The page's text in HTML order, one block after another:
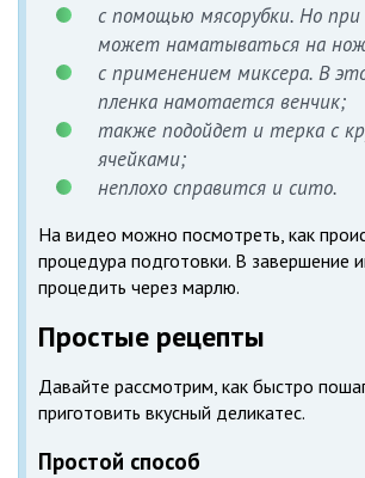
с помощью мясорубки. Но
может наматываться на
с применением миксера. В
пленка намотается венчик;
также подойдет и терка с
ячейками;
неплохо справится и сито.
На видео можно посмотреть, как
процедура подготовки. В завершение
процедить через марлю.
Простые рецепты
Давайте рассмотрим, как быстро
приготовить вкусный деликатес.
Простой способ